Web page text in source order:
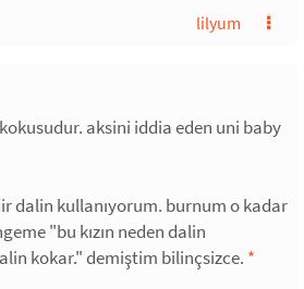
lilyum
aksini iddia eden uni baby
dalin kullanıyorum. burnum o kadar
"bu kızın neden dalin
kokar." demiştim bilinçsizce. *